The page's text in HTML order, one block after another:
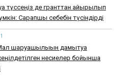
түссеңіз де гранттан айырылып
Сарапшы себебін түсіндірді
шаруашылығын дамытуға
несиелер бойынша